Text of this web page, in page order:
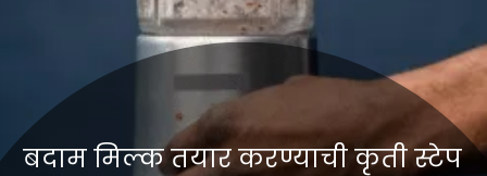
बदाम मिल्क तयार करण्याची कृती स्टेप